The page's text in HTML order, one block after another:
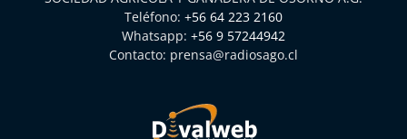
Teléfono: +56 64 223 2160
Whatsapp: +56 9 57244942
Contacto: prensa@radiosago.cl